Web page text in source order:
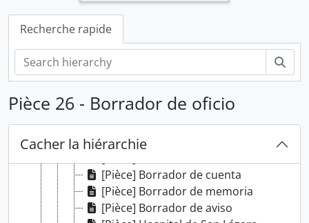
Recherche rapide
Pièce 26 - Borrador de oficio
Cacher la hiérarchie
[Pièce] Borrador de registros
[Pièce] Extracto
[Pièce] Apuntes
[Pièce] Testimonio de testamento
[Dossier] Cumplimiento de testamento
[Pièce] Hospital de San Lázaro
[Pièce] Cierre de registro de escrituras
[Pièce] Borrador de cuenta
[Pièce] Borrador de cuenta
[Pièce] Borrador de memoria
[Pièce] Borrador de aviso